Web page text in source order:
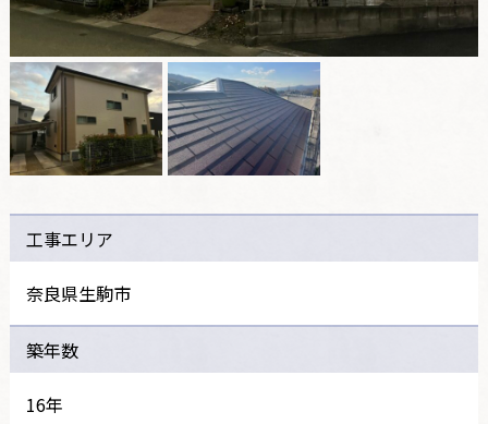
工事エリア
奈良県生駒市
築年数
16年